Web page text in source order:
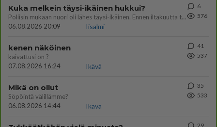
Kuka melkein täysi-ikäinen hukkui?
Poliisin mukaan nuori oli lähes täysi-ikäinen. Ennen iltakuutta tulleen ilmoituksen mukaan ihminen oli joutunut mahdoll
06.08.2026 20:09
Iisalmi
6
576
kenen näköinen
kaivattusi on ?
07.08.2026 16:24
Ikävä
41
537
Mikä on ollut
Söpöintä välillämme?
06.08.2026 14:44
Ikävä
35
533
29